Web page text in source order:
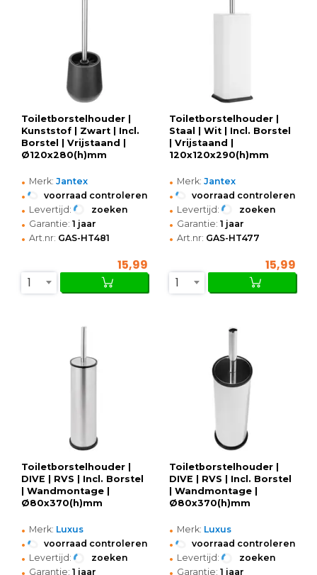
Toiletborstelhouder |
Kunststof | Zwart | Incl.
Borstel | Vrijstaand |
Ø120x280(h)mm
• Merk: Jantex
• voorraad controleren
• Levertijd: zoeken
• Garantie: 1 jaar
• Art.nr: GAS-HT481
15,99
1
Toiletborstelhouder |
Staal | Wit | Incl. Borstel
| Vrijstaand |
120x120x290(h)mm
• Merk: Jantex
• voorraad controleren
• Levertijd: zoeken
• Garantie: 1 jaar
• Art.nr: GAS-HT477
15,99
1
Toiletborstelhouder |
DIVE | RVS | Incl. Borstel
| Wandmontage |
Ø80x370(h)mm
• Merk: Luxus
• voorraad controleren
• Levertijd: zoeken
Garantie: 1 jaar
Toiletborstelhouder |
DIVE | RVS | Incl. Borstel
| Wandmontage |
Ø80x370(h)mm
• Merk: Luxus
• voorraad controleren
• Levertijd: zoeken
Garantie: 1 jaar